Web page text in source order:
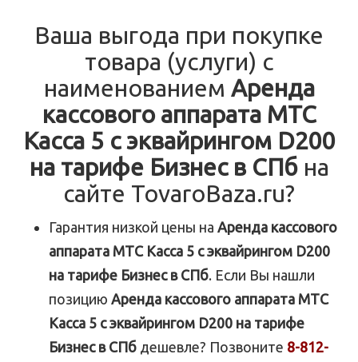
Ваша выгода при покупке
товара (услуги) с
наименованием Аренда
кассового аппарата МТС
Касса 5 с эквайрингом D200
на тарифе Бизнес в СПбна
сайте TovaroBaza.ru?
Гарантия низкой цены на Аренда кассового
аппарата МТС Касса 5 с эквайрингом D200
на тарифе Бизнес в СПб. Если Вы нашли
позицию Аренда кассового аппарата МТС
Касса 5 с эквайрингом D200 на тарифе
Бизнес в СПб дешевле? Позвоните 8-812-